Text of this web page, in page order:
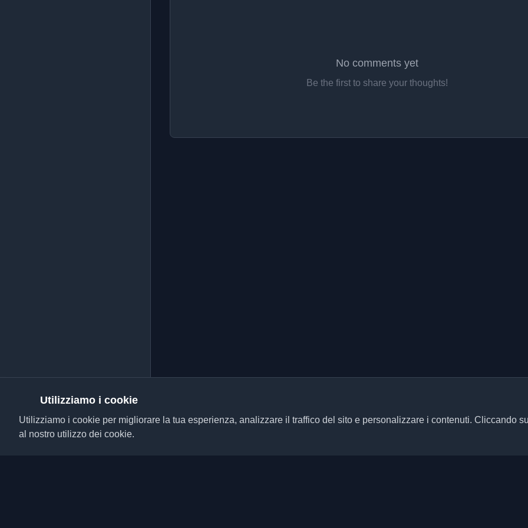
No comments yet
Be the first to share your thoughts!
Utilizziamo i cookie
Utilizziamo i cookie per migliorare la tua esperienza, analizzare il traffico del sito e personalizzare i contenuti. Cliccando
al nostro utilizzo dei cookie.